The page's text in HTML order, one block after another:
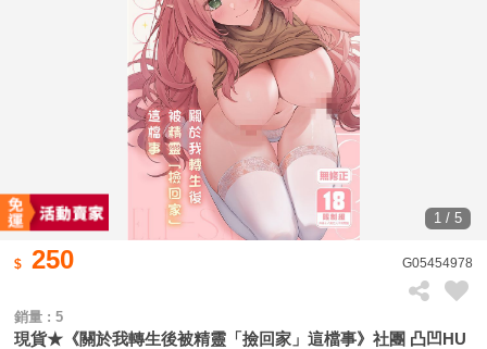
1 / 5
250 G05454978
銷量 : 5
現貨★《關於我轉生後被精靈「撿回家」這檔事》社團 凸凹HU